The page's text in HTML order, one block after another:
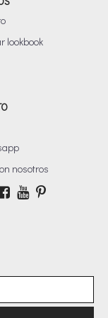
lookbook
nosotros